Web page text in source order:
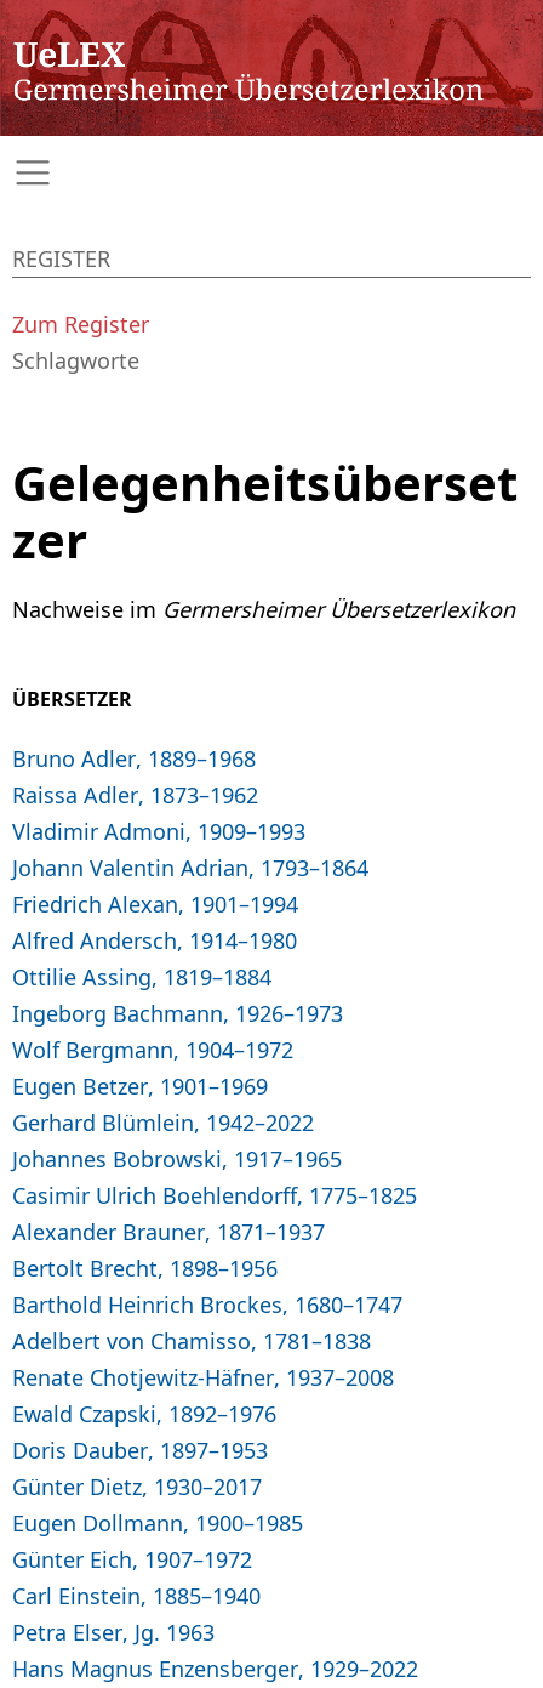
Gelegenheitsüberset
zer
Nachweise im Germersheimer Übersetzerlexikon
ÜBERSETZER
Bruno Adler, 1889–1968
Raissa Adler, 1873–1962
Vladimir Admoni, 1909–1993
Johann Valentin Adrian, 1793–1864
Friedrich Alexan, 1901–1994
Alfred Andersch, 1914–1980
Ottilie Assing, 1819–1884
Ingeborg Bachmann, 1926–1973
Wolf Bergmann, 1904–1972
Eugen Betzer, 1901–1969
Gerhard Blümlein, 1942–2022
Johannes Bobrowski, 1917–1965
Casimir Ulrich Boehlendorff, 1775–1825
Alexander Brauner, 1871–1937
Bertolt Brecht, 1898–1956
Barthold Heinrich Brockes, 1680–1747
Adelbert von Chamisso, 1781–1838
Renate Chotjewitz-Häfner, 1937–2008
Ewald Czapski, 1892–1976
Doris Dauber, 1897–1953
Günter Dietz, 1930–2017
Eugen Dollmann, 1900–1985
Günter Eich, 1907–1972
Carl Einstein, 1885–1940
Petra Elser, Jg. 1963
Hans Magnus Enzensberger, 1929–2022
REGISTER
Zum Register
Schlagworte